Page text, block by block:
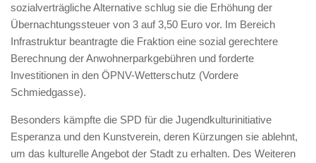
sozialverträgliche Alternative schlug sie die Erhöhung der
Übernachtungssteuer von 3 auf 3,50 Euro vor. Im Bereich
Infrastruktur beantragte die Fraktion eine sozial gerechtere
Berechnung der Anwohnerparkgebühren und forderte
Investitionen in den ÖPNV-Wetterschutz (Vordere
Schmiedgasse).
Besonders kämpfte die SPD für die Jugendkulturinitiative
Esperanza und den Kunstverein, deren Kürzungen sie ablehnt,
um das kulturelle Angebot der Stadt zu erhalten. Des Weiteren